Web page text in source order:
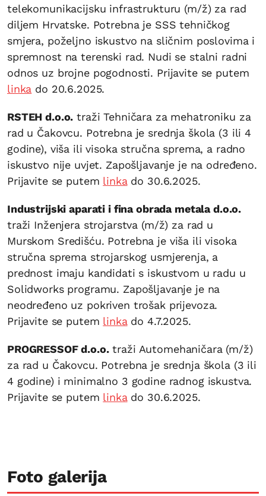
telekomunikacijsku infrastrukturu (m/ž) za rad
diljem Hrvatske. Potrebna je SSS tehničkog
smjera, poželjno iskustvo na sličnim poslovima i
spremnost na terenski rad. Nudi se stalni radni
odnos uz brojne pogodnosti. Prijavite se putem
linka do 20.6.2025.
RSTEH d.o.o. traži Tehničara za mehatroniku za
rad u Čakovcu. Potrebna je srednja škola (3 ili 4
godine), viša ili visoka stručna sprema, a radno
iskustvo nije uvjet. Zapošljavanje je na određeno.
Prijavite se putem linka do 30.6.2025.
Industrijski aparati i fina obrada metala d.o.o.
traži Inženjera strojarstva (m/ž) za rad u
Murskom Središću. Potrebna je viša ili visoka
stručna sprema strojarskog usmjerenja, a
prednost imaju kandidati s iskustvom u radu u
Solidworks programu. Zapošljavanje je na
neodređeno uz pokriven trošak prijevoza.
Prijavite se putem linka do 4.7.2025.
PROGRESSOF d.o.o.traži Automehaničara (m/ž)
za rad u Čakovcu. Potrebna je srednja škola (3 ili
4 godine) i minimalno 3 godine radnog iskustva.
Prijavite se putem linka do 30.6.2025.
Foto galerija